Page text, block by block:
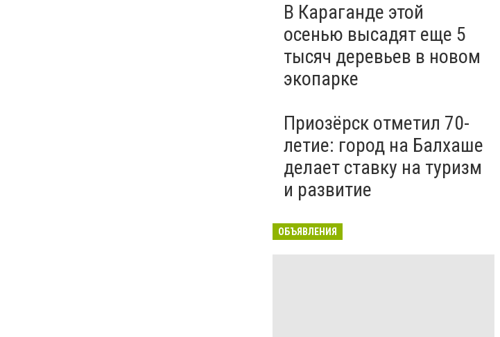
В Караганде этой
осенью высадят еще 5
тысяч деревьев в новом
экопарке
Приозёрск отметил 70-
летие: город на Балхаше
делает ставку на туризм
и развитие
ОБЪЯВЛЕНИЯ